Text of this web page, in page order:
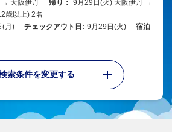
→ 大阪伊丹 帰り： 9月29日(火) 大阪伊丹 →
歳以上) 2名
(月) チェックアウト日: 9月29日(火)
宿泊
索条件を変更する